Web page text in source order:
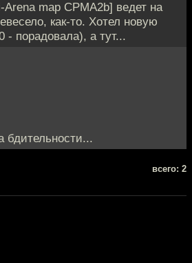
map CPMA2b] ведет на
как-то. Хотел новую
- порадовала), а тут...
бдительности...
всего: 2